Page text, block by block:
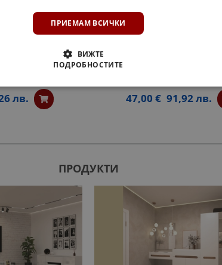
БУТИЛКИ АННА
лв. 47,00 € 91,92 лв.
ПРОДУКТИ
ПРИЕМАМ ВСИЧКИ
ВИЖТЕ
ПОДРОБНОСТИТЕ